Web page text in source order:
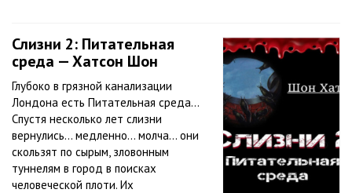
Слизни 2: Питательная
среда — Хатсон Шон
Глубоко в грязной канализации
Лондона есть Питательная среда…
Спустя несколько лет слизни
вернулись… медленно… молча… они
скользят по сырым, зловонным
туннелям в город в поисках
человеческой плоти. Их